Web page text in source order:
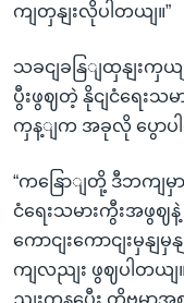
ကျတှနျးလိုပါတယျ။”
သခငျခနြျထှနျးကှ
ပွီးဖွဈတဲ့ နိုငျငံရေးသမ
ကှန့ျက အခုလို ပွောပ
“ကနြောျတို့ ဒီဘကျမှာ
ငံရေးသမားကွီးအဖွဈ
ကောငျးကောငျးမှနျ
ကျလညျး ဖွဈပါတယျ
ညျးကနပွေီး တို့ဗမာအ